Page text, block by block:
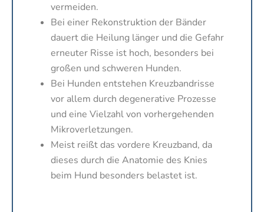
vermeiden.
Bei einer Rekonstruktion der Bänder
dauert die Heilung länger und die Gefahr
erneuter Risse ist hoch, besonders bei
großen und schweren Hunden.
Bei Hunden entstehen Kreuzbandrisse
vor allem durch degenerative Prozesse
und eine Vielzahl von vorhergehenden
Mikroverletzungen.
Meist reißt das vordere Kreuzband, da
dieses durch die Anatomie des Knies
beim Hund besonders belastet ist.